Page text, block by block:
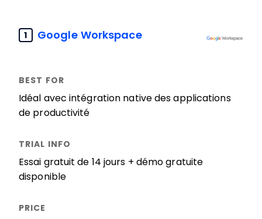
1 Google Workspace
Idéal avec intégration native des applications
de productivité
Essai gratuit de 14 jours + démo gratuite
disponible